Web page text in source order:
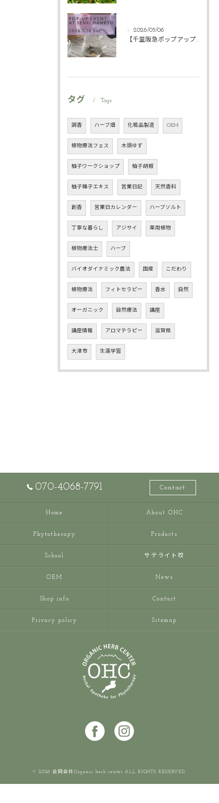
2026/05/06
【千里阪急ポップアップ】
タグ Tags
調香 ハーブ畑 化粧品製造 OEM
植物療法フェス 木頭ゆず
柚子ワークショップ 柚子胡椒
柚子種子エキス 営業日記 天然香料
創香 営業日カレンダー ハーブソルト
丁寧な暮らし アジサイ 薬用植物
植物療法士 ハーブ
バイオダイナミック農法 国産 こだわり
植物療法 フィトセラピー 香水 自然
オーガニック 自然療法 講座
講座情報 アロマテラピー 滋賀県
大津市 生涯学習
070-4068-7791 Contact
Home About OHC
Phytotherapy Products
School サテライト校
OEM News
Shop info Contact
Privacy policy Sitemap
© 2026 合同会社Organic herb center ALL RIGHTS RESERVED.